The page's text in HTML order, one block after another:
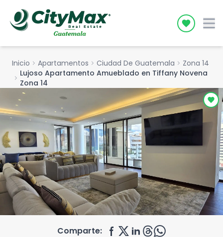
Icon
Inicio chevron_right Apartamentos chevron_right Ciudad De Guatemala chevron_right Zona 14
chevron_right Lujoso Apartamento Amueblado en Tiffany Novena
Zona 14
Comparte: